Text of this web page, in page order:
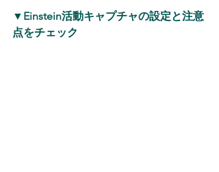
▼Einstein活動キャプチャの設定と注意
点をチェック